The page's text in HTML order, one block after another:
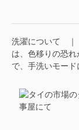
洗濯について ｜
は、色移りの恐
で、手洗いモード